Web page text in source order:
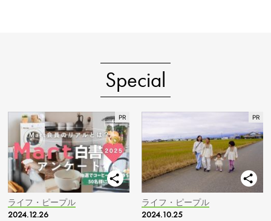
Special
ライフ・ピープル
2024.12.26
ライフ・ピープル
2024.10.25